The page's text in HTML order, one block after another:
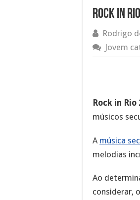
Rock in
Rodrigo
Jovem
Rock in Rio
músicos
A música
melodias
Ao
considerar,